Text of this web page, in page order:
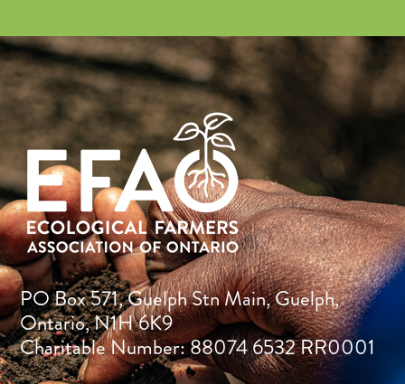
PO Box 571, Guelph Stn Main, Guelph,
Ontario, N1H 6K9
Charitable Number: 88074 6532 RR0001